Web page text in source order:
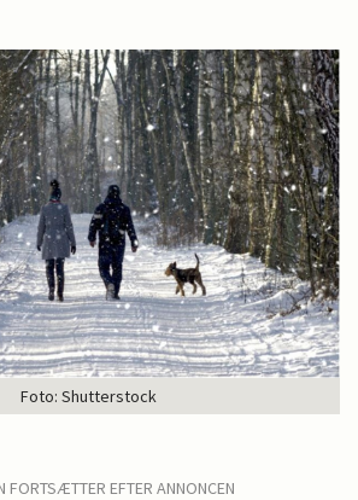
Foto: Shutterstock
FORTSÆTTER EFTER ANNONCEN